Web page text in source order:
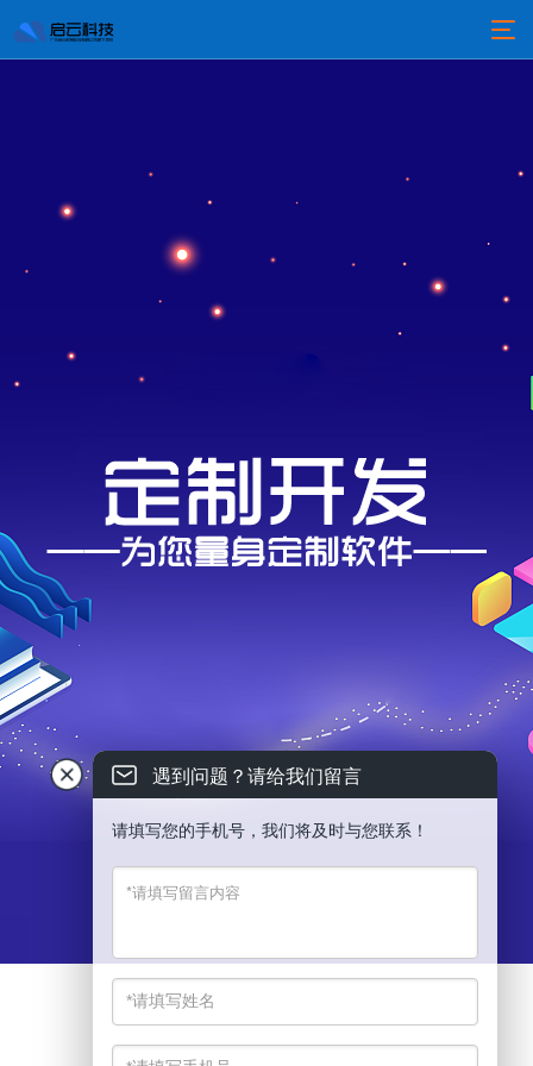
遇到问题？请给我们留言
请填写您的手机号，我们将及时与您联系！